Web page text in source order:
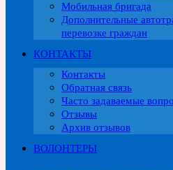
Мобильная бригада
Дополнительные
перевозке граждан
КОНТАКТЫ
Контакты
Обратная связь
Часто задаваемые
Отзывы
Архив отзывов
ВОЛОНТЕРЫ